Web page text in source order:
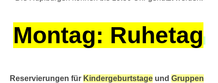
Montag: Ruhetag
Reservierungen für Kindergeburtstage und Gruppen